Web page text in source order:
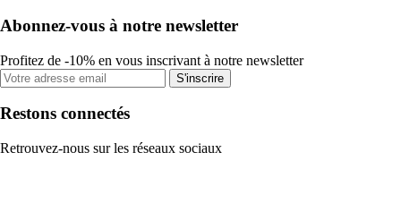
Abonnez-vous à notre newsletter
Profitez de -10% en vous inscrivant à notre newsletter
S'inscrire
Restons connectés
Retrouvez-nous sur les réseaux sociaux